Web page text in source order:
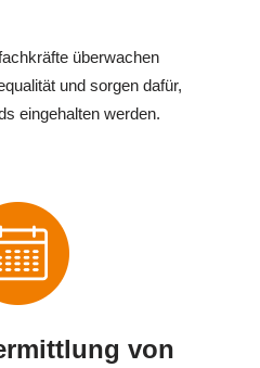
überwachen
und sorgen dafür,
eingehalten werden.
von